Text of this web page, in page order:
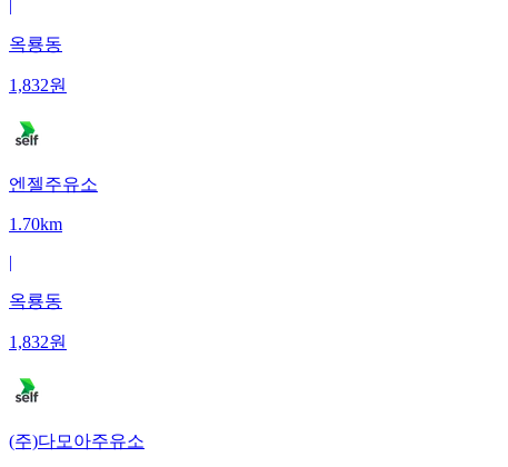
|
옥룡동
1,832원
엔젤주유소
1.70km
|
옥룡동
1,832원
(주)다모아주유소